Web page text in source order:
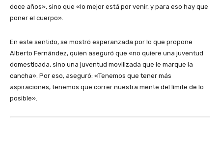
doce años», sino que «lo mejor está por venir, y para eso hay que
poner el cuerpo».
En este sentido, se mostró esperanzada por lo que propone
Alberto Fernández, quien aseguró que «no quiere una juventud
domesticada, sino una juventud movilizada que le marque la
cancha». Por eso, aseguró: «Tenemos que tener más
aspiraciones, tenemos que correr nuestra mente del límite de lo
posible».